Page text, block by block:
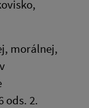
morálnej,
ods. 2.